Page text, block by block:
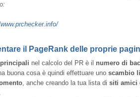
il PageRank delle proprie
nel calcolo del PR è il numero di
buona cosa è quindi effettuare uno scambio
, anche creando la tua lista di siti amici
.